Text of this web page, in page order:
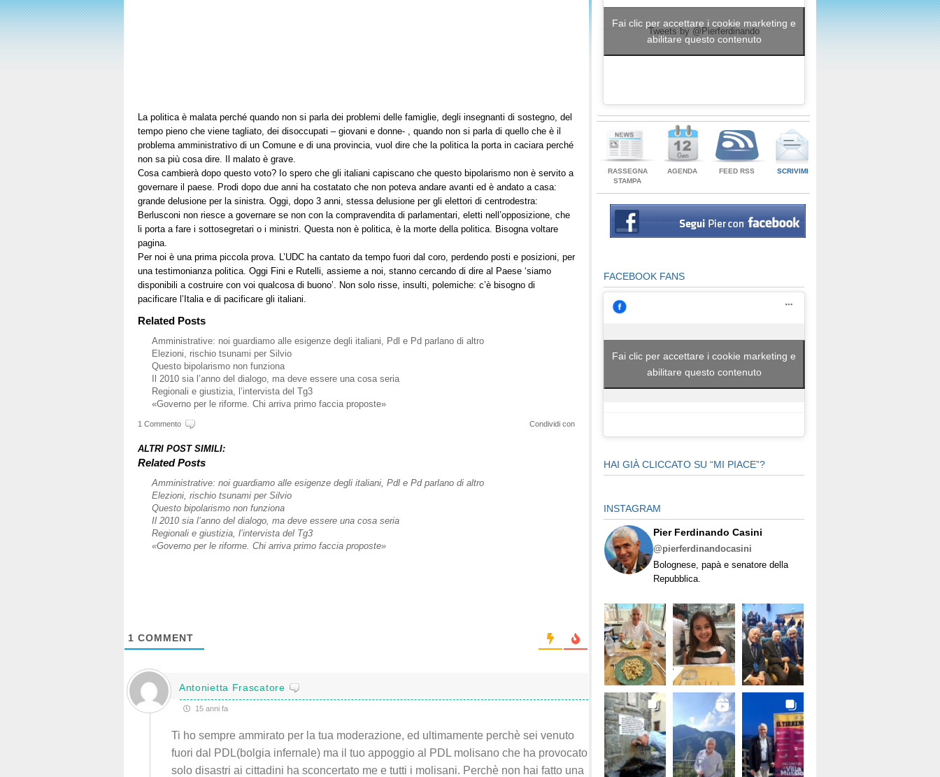
La politica è malata perché quando non si parla dei problemi delle famiglie, degli insegnanti di sostegno, del
tempo pieno che viene tagliato, dei disoccupati – giovani e donne- , quando non si parla di quello che è il
problema amministrativo di un Comune e di una provincia, vuol dire che la politica la porta in caciara perché
non sa più cosa dire. Il malato è grave.
Cosa cambierà dopo questo voto? Io spero che gli italiani capiscano che questo bipolarismo non è servito a
governare il paese. Prodi dopo due anni ha costatato che non poteva andare avanti ed è andato a casa:
grande delusione per la sinistra. Oggi, dopo 3 anni, stessa delusione per gli elettori di centrodestra:
Berlusconi non riesce a governare se non con la compravendita di parlamentari, eletti nell’opposizione, che
li porta a fare i sottosegretari o i ministri. Questa non è politica, è la morte della politica. Bisogna voltare
pagina.
Per noi è una prima piccola prova. L’UDC ha cantato da tempo fuori dal coro, perdendo posti e posizioni, per
una testimonianza politica. Oggi Fini e Rutelli, assieme a noi, stanno cercando di dire al Paese ‘siamo
disponibili a costruire con voi qualcosa di buono’. Non solo risse, insulti, polemiche: c’è bisogno di
pacificare l’Italia e di pacificare gli italiani.
Related Posts
Amministrative: noi guardiamo alle esigenze degli italiani, Pdl e Pd parlano di altro
Elezioni, rischio tsunami per Silvio
Questo bipolarismo non funziona
Il 2010 sia l’anno del dialogo, ma deve essere una cosa seria
Regionali e giustizia, l’intervista del Tg3
«Governo per le riforme. Chi arriva primo faccia proposte»
1 Commento
ALTRI POST SIMILI:
Related Posts
Amministrative: noi guardiamo alle esigenze degli italiani, Pdl e Pd parlano di altro
Elezioni, rischio tsunami per Silvio
Questo bipolarismo non funziona
Il 2010 sia l’anno del dialogo, ma deve essere una cosa seria
Regionali e giustizia, l’intervista del Tg3
«Governo per le riforme. Chi arriva primo faccia proposte»
Condividi con
1 COMMENT
Antonietta Frascatore
15 anni fa
Ti ho sempre ammirato per la tua moderazione, ed ultimamente perchè sei venuto
fuori dal PDL(bolgia infernale) ma il tuo appoggio al PDL molisano che ha provocato
solo disastri ai cittadini ha sconcertato me e tutti i molisani. Perchè non hai fatto una
Tweets by @Pierferdinando
Fai clic per accettare i cookie marketing e
abilitare questo contenuto
RASSEGNA
STAMPA
AGENDA FEED RSS SCRIVIMI
FACEBOOK FANS
Fai clic per accettare i cookie marketing e
abilitare questo contenuto
HAI GIÀ CLICCATO SU “MI PIACE”?
INSTAGRAM
Pier Ferdinando Casini
@pierferdinandocasini
Bolognese, papà e senatore della
Repubblica.